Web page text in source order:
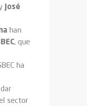
José
han
, que
ha
sector